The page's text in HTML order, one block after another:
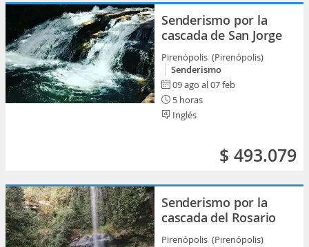
Senderismo por la
cascada de San Jorge
Pirenópolis (Pirenópolis)
Senderismo
09 ago al 07 feb
5 horas
Inglés
$ 493.079
Senderismo por la
cascada del Rosario
Pirenópolis (Pirenópolis)